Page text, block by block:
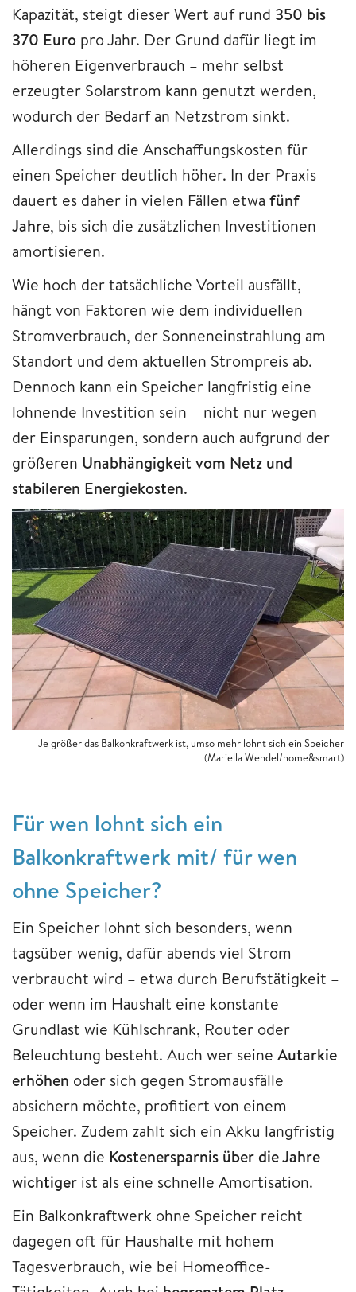
Kapazität, steigt dieser Wert auf rund 350 bis
370 Euro pro Jahr. Der Grund dafür liegt im
höheren Eigenverbrauch – mehr selbst
erzeugter Solarstrom kann genutzt werden,
wodurch der Bedarf an Netzstrom sinkt.
Allerdings sind die Anschaffungskosten für
einen Speicher deutlich höher. In der Praxis
dauert es daher in vielen Fällen etwa fünf
Jahre, bis sich die zusätzlichen Investitionen
amortisieren.
Wie hoch der tatsächliche Vorteil ausfällt,
hängt von Faktoren wie dem individuellen
Stromverbrauch, der Sonneneinstrahlung am
Standort und dem aktuellen Strompreis ab.
Dennoch kann ein Speicher langfristig eine
lohnende Investition sein – nicht nur wegen
der Einsparungen, sondern auch aufgrund der
größeren Unabhängigkeit vom Netz und
stabileren Energiekosten.
Je größer das Balkonkraftwerk ist, umso mehr lohnt sich ein Speicher
(Mariella Wendel/home&smart)
Für wen lohnt sich ein
Balkonkraftwerk mit/ für wen
ohne Speicher?
Ein Speicher lohnt sich besonders, wenn
tagsüber wenig, dafür abends viel Strom
verbraucht wird – etwa durch Berufstätigkeit –
oder wenn im Haushalt eine konstante
Grundlast wie Kühlschrank, Router oder
Beleuchtung besteht. Auch wer seine Autarkie
erhöhen oder sich gegen Stromausfälle
absichern möchte, profitiert von einem
Speicher. Zudem zahlt sich ein Akku langfristig
aus, wenn die Kostenersparnis über die Jahre
wichtiger ist als eine schnelle Amortisation.
Ein Balkonkraftwerk ohne Speicher reicht
dagegen oft für Haushalte mit hohem
Tagesverbrauch, wie bei Homeoffice-